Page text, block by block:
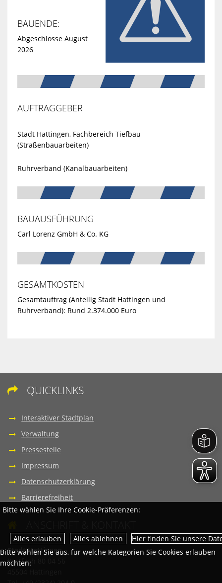
BAUENDE:
Abgeschlosse August
2026
AUFTRAGGEBER
Stadt Hattingen, Fachbereich Tiefbau
(Straßenbauarbeiten)
Ruhrverband (Kanalbauarbeiten)
BAUAUSFÜHRUNG
Carl Lorenz GmbH & Co. KG
GESAMTKOSTEN
Gesamtauftrag (Anteilig Stadt Hattingen und
Ruhrverband): Rund 2.374.000 Euro
 QUICKLINKS
Interaktiver Stadtplan
Verwaltung
Pressestelle
Impressum
Datenschutzerklärung
Barrierefreiheit
Stadt Hattingen
Postfach 80 04 56
Bitte wählen Sie Ihre Cookie-Präferenzen:
Hier finden Sie unsere
Bitte wählen Sie aus, für welche Kategorien Sie Cookies erlauben
möchten: